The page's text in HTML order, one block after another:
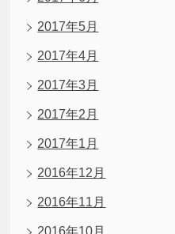
2017年5月
2017年4月
2017年3月
2017年2月
2017年1月
2016年12月
2016年11月